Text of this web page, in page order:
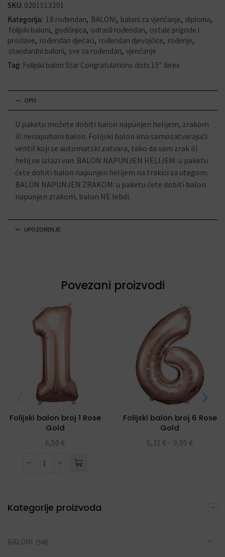
SKU: 0201513301
Kategorija: 18 rođendan, BALONI, baloni za vjenčanje, diploma,
folijski baloni, godišnjica, odrasli rođendan, ostale prigode i
proslave, rođendan dječaci, rođendan djevojčice, rođenje,
standardni baloni, sve za rođendan, vjenčanje
Tag: Folijski balon Star Congratulations dots 15" Ibrex
OPIS
U paketu možete dobiti balon napunjen helijem, zrakom
ili nenapuhani balon. Folijski balon ima samozatvarajući
ventil koji se automatski zatvara, tako da vam zrak ili
helij ne izlazi van. BALON NAPUNJEN HELIJEM: u paketu
ćete dobiti balon napunjen helijem na trakici sa utegom.
BALON NAPUNJEN ZRAKOM: u paketu ćete dobiti balon
napunjen zrakom, balon NE lebdi.
UPOZORENJE:
Povezani proizvodi
Folijski balon broj 1 Rose
Gold
6,50 €
Folijski balon broj 6 Rose
Gold
5,31 € – 9,95 €
Kategorije proizvoda
BALONI (548)